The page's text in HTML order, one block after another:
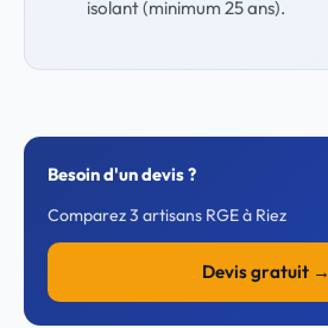
isolant (minimum 25 ans).
Besoin d'un devis ?
Comparez 3 artisans RGE à Riez
Devis gratuit →